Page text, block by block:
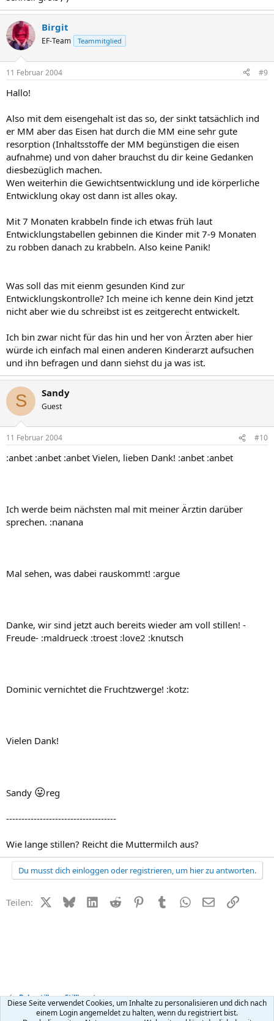
Birgit
EF-Team Teammitglied
11 Februar 2004 #9
Hallo!
Also mit dem eisengehalt ist das so, der sinkt tatsächlich ind
er MM aber das Eisen hat durch die MM eine sehr gute
resorption (Inhaltsstoffe der MM begünstigen die eisen
aufnahme) und von daher brauchst du dir keine Gedanken
diesbezüglich machen.
Wen weiterhin die Gewichtsentwicklung und ide körperliche
Entwicklung okay ost dann ist alles okay.
Mit 7 Monaten krabbeln finde ich etwas früh laut
Entwicklungstabellen gebinnen die Kinder mit 7-9 Monaten
zu robben danach zu krabbeln. Also keine Panik!
Was soll das mit eienm gesunden Kind zur
Entwicklungskontrolle? Ich meine ich kenne dein Kind jetzt
nicht aber wie du schreibst ist es zeitgerecht entwickelt.
Ich bin zwar nicht für das hin und her von Ärzten aber hier
würde ich einfach mal einen anderen Kinderarzt aufsuchen
und ihn befragen und dann siehst du ja was ist.
S Sandy
Guest
11 Februar 2004 #10
:anbet :anbet :anbet Vielen, lieben Dank! :anbet :anbet
Ich werde beim nächsten mal mit meiner Ärztin darüber
sprechen. :nanana
Mal sehen, was dabei rauskommt! :argue
Danke, wir sind jetzt auch bereits wieder am voll stillen! -
Freude- :maldrueck :troest :love2 :knutsch
Dominic vernichtet die Fruchtzwerge! :kotz:
Vielen Dank!
Sandy 😛reg
------------------------------------
Wie lange stillen? Reicht die Muttermilch aus?
Du musst dich einloggen oder registrieren, um hier zu antworten.
Teilen: X (Twitter)
BlueskyLinkedIn
Reddit PinterestTumblr WhatsApp
E-MailLink
Baby stillen + Stillberatung
Diese Seite verwendet Cookies, um Inhalte zu personalisieren und dich nach
einem Login angemeldet zu halten, wenn du registriert bist.